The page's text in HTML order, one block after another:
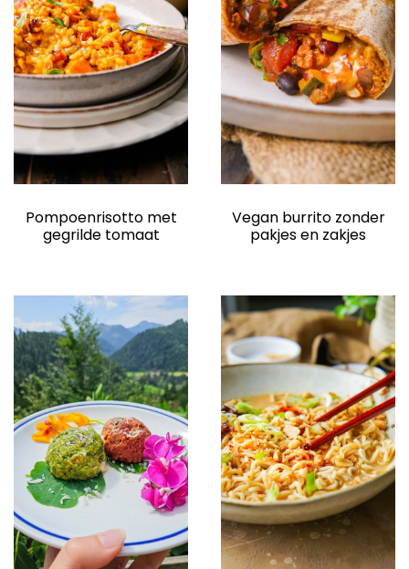
Pompoenrisotto met
gegrilde tomaat
Vegan burrito zonder
pakjes en zakjes